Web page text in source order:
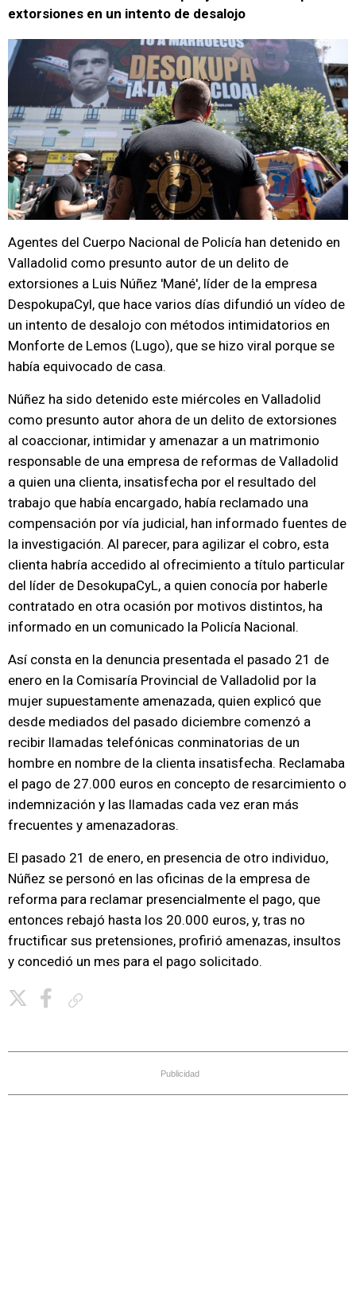
extorsiones en un intento de desalojo
Agentes del Cuerpo Nacional de Policía han detenido en
Valladolid como presunto autor de un delito de
extorsiones a Luis Núñez 'Mané', líder de la empresa
DespokupaCyl, que hace varios días difundió un vídeo de
un intento de desalojo con métodos intimidatorios en
Monforte de Lemos (Lugo), que se hizo viral porque se
había equivocado de casa.
Núñez ha sido detenido este miércoles en Valladolid
como presunto autor ahora de un delito de extorsiones
al coaccionar, intimidar y amenazar a un matrimonio
responsable de una empresa de reformas de Valladolid
a quien una clienta, insatisfecha por el resultado del
trabajo que había encargado, había reclamado una
compensación por vía judicial, han informado fuentes de
la investigación. Al parecer, para agilizar el cobro, esta
clienta habría accedido al ofrecimiento a título particular
del líder de DesokupaCyL, a quien conocía por haberle
contratado en otra ocasión por motivos distintos, ha
informado en un comunicado la Policía Nacional.
Así consta en la denuncia presentada el pasado 21 de
enero en la Comisaría Provincial de Valladolid por la
mujer supuestamente amenazada, quien explicó que
desde mediados del pasado diciembre comenzó a
recibir llamadas telefónicas conminatorias de un
hombre en nombre de la clienta insatisfecha. Reclamaba
el pago de 27.000 euros en concepto de resarcimiento o
indemnización y las llamadas cada vez eran más
frecuentes y amenazadoras.
El pasado 21 de enero, en presencia de otro individuo,
Núñez se personó en las oficinas de la empresa de
reforma para reclamar presencialmente el pago, que
entonces rebajó hasta los 20.000 euros, y, tras no
fructificar sus pretensiones, profirió amenazas, insultos
y concedió un mes para el pago solicitado.
Publicidad